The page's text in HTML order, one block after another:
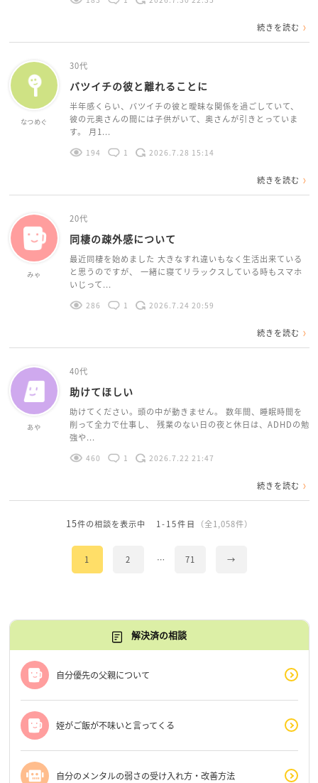
続きを読む
なつめぐ
30代
バツイチの彼と離れることに
半年感くらい、バツイチの彼と曖昧な関係を過ごしていて、
彼の元奥さんの間には子供がいて、奥さんが引きとっていま
す。 月1...
194 1 2026.7.28 15:14
続きを読む
みゃ
20代
同棲の疎外感について
最近同棲を始めました 大きなすれ違いもなく生活出来ている
と思うのですが、 一緒に寝てリラックスしている時もスマホ
いじって...
286 1 2026.7.24 20:59
続きを読む
あや
40代
助けてほしい
助けてください。頭の中が動きません。 数年間、睡眠時間を
削って全力で仕事し、 残業のない日の夜と休日は、ADHDの勉
強や...
460 1 2026.7.22 21:47
続きを読む
15件の相談を表示中 1-15件目 （全1,058件）
1 2 … 71 →
解決済の相談
自分優先の父親について
姪がご飯が不味いと言ってくる
自分のメンタルの弱さの受け入れ方・改善方法